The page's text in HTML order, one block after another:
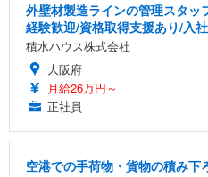
外壁材製造ラインの管理スタッ
経験歓迎/資格取得支援あり/入
積水ハウス株式会社
大阪府
月給26万円～
正社員
空港での手荷物・貨物の積み